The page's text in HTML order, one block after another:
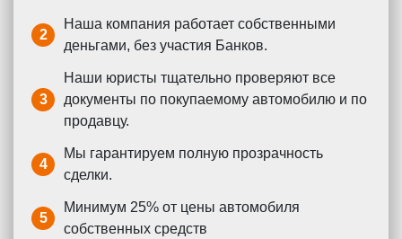
2
Наша компания работает собственными
деньгами, без участия Банков.
3
Наши юристы тщательно проверяют все
документы по покупаемому автомобилю и по
продавцу.
4
Мы гарантируем полную прозрачность
сделки.
5
Минимум 25% от цены автомобиля
собственных средств